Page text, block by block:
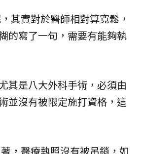
其實對於醫師相對算寬鬆，
的寫了一句，需要有能夠執
其是八大外科手術，必須由
並沒有被限定施打資格，這
，醫療執照沒有被吊銷，如